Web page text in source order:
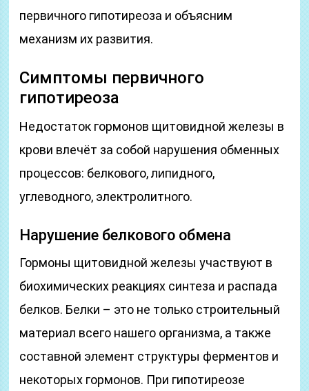
первичного гипотиреоза и объясним
механизм их развития.
Симптомы первичного
гипотиреоза
Недостаток гормонов щитовидной железы в
крови влечёт за собой нарушения обменных
процессов: белкового, липидного,
углеводного, электролитного.
Нарушение белкового обмена
Гормоны щитовидной железы участвуют в
биохимических реакциях синтеза и распада
белков. Белки – это не только строительный
материал всего нашего организма, а также
составной элемент структуры ферментов и
некоторых гормонов. При гипотиреозе